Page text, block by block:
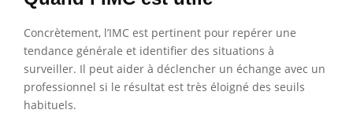
Concrètement, l’IMC est pertinent pour repérer une
tendance générale et identifier des situations à
surveiller. Il peut aider à déclencher un échange avec un
professionnel si le résultat est très éloigné des seuils
habituels.